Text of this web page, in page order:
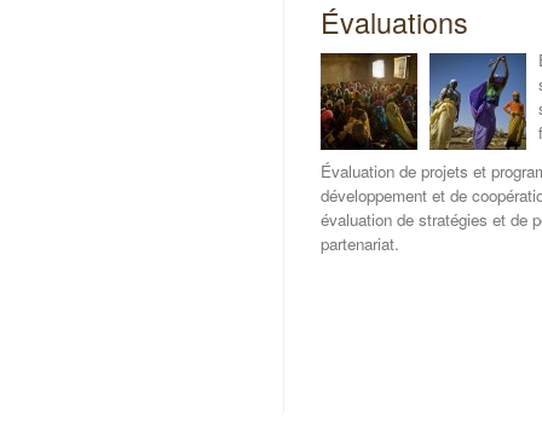
Évaluations
Évaluation de projets et
développement et de
évaluation de stratégies et de
partenariat.